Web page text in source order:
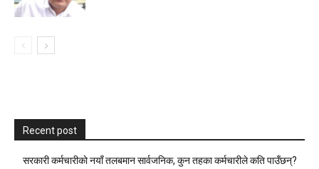
Recent post
सरकारी कर्मचारीकाे नयाँ तलबमान सार्वजनिक, कुन तहका कर्मचारीले कति पाउँछन्?